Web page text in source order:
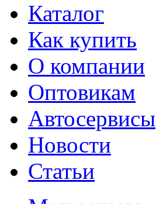
Каталог
Как купить
О компании
Оптовикам
Автосервисы
Новости
Статьи